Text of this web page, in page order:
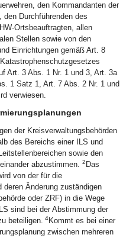
den Kommandanten der
den Durchführenden des
Ortsbeauftragten, allen
Stellen sowie von den
Einrichtungen gemäß Art. 8
Art. 3 Abs. 1 Nr. 1 und 3, Art. 3a
1 Satz 1, Art. 7 Abs. 2 Nr. 1 und
verwiesen.
der Kreisverwaltungsbehörden
des Bereichs einer ILS und
sowie den
abzustimmen. 2 Das
von der für die
deren Änderung zuständigen
oder ZRF) in die Wege
sind bei der Abstimmung der
beteiligen. 4Kommt es bei einer
zwischen mehreren